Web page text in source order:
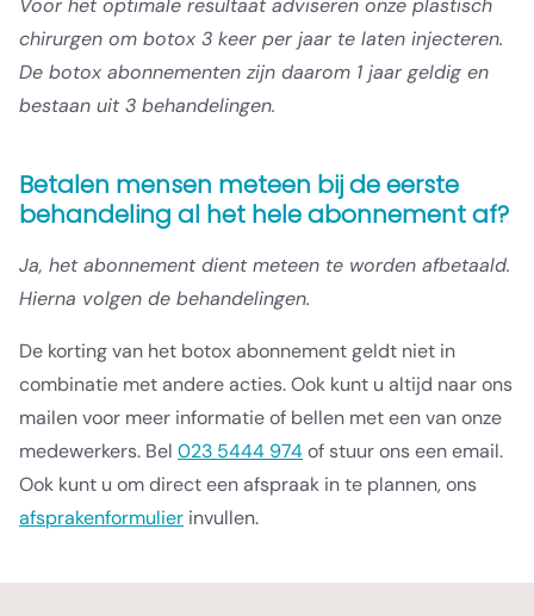
Voor het optimale resultaat adviseren onze plastisch
chirurgen om botox 3 keer per jaar te laten injecteren.
De botox abonnementen zijn daarom 1 jaar geldig en
bestaan uit 3 behandelingen.
Betalen mensen meteen bij de eerste
behandeling al het hele abonnement af?
Ja, het abonnement dient meteen te worden afbetaald.
Hierna volgen de behandelingen.
De korting van het botox abonnement geldt niet in
combinatie met andere acties. Ook kunt u altijd naar ons
mailen voor meer informatie of bellen met een van onze
medewerkers. Bel 023 5444 974of stuur ons een email.
Ook kunt u om direct een afspraak in te plannen, ons
afsprakenformulier invullen.